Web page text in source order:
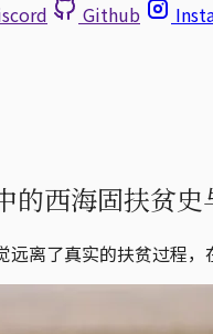
Github
的西海固扶贫
远离了真实的扶贫过程